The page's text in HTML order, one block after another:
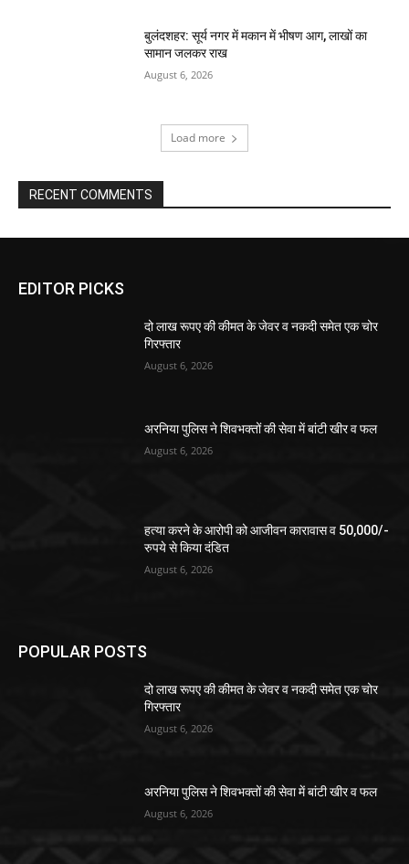
बुलंदशहर: सूर्य नगर में मकान में भीषण आग, लाखों का
सामान जलकर राख
August 6, 2026
Load more
RECENT COMMENTS
EDITOR PICKS
दो लाख रूपए की कीमत के जेवर व नकदी समेत एक चोर
गिरफ्तार
August 6, 2026
अरनिया पुलिस ने शिवभक्तों की सेवा में बांटी खीर व फल
August 6, 2026
हत्या करने के आरोपी को आजीवन कारावास व 50,000/-
रुपये से किया दंडित
August 6, 2026
POPULAR POSTS
दो लाख रूपए की कीमत के जेवर व नकदी समेत एक चोर
गिरफ्तार
August 6, 2026
अरनिया पुलिस ने शिवभक्तों की सेवा में बांटी खीर व फल
August 6, 2026